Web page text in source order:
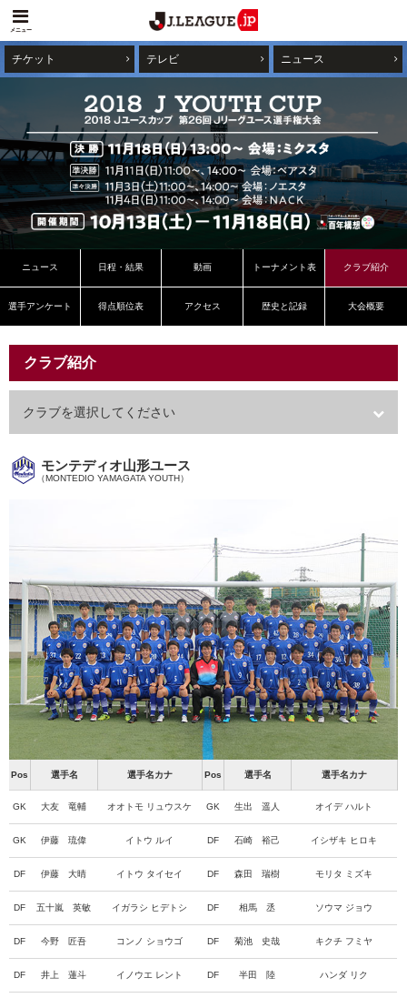
メニュー
チケット テレビ ニュース
ニュース 日程・結果 動画 トーナメント表 クラブ紹介
選手アンケート 得点順位表 アクセス 歴史と記録 大会概要
クラブ紹介
クラブを選択してください
モンテディオ山形ユース
（MONTEDIO YAMAGATA YOUTH）
Pos 選手名 選手名カナ Pos 選手名 選手名カナ
GK 大友 竜輔 オオトモ リュウスケ GK 生出 遥人 オイデ ハルト
GK 伊藤 琉偉 イトウ ルイ DF 石崎 裕己 イシザキ ヒロキ
DF 伊藤 大晴 イトウ タイセイ DF 森田 瑞樹 モリタ ミズキ
DF 五十嵐 英敏 イガラシ ヒデトシ DF 相馬 丞 ソウマ ジョウ
DF 今野 匠吾 コンノ ショウゴ DF 菊池 史哉 キクチ フミヤ
DF 井上 蓮斗 イノウエ レント DF 半田 陸 ハンダ リク